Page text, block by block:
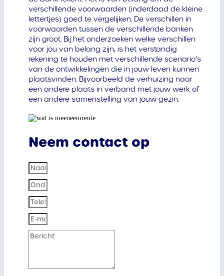
verschillende voorwaarden (inderdaad de kleine
lettertjes) goed te vergelijken. De verschillen in
voorwaarden tussen de verschillende banken
zijn groot. Bij het onderzoeken welke verschillen
voor jou van belang zijn, is het verstandig
rekening te houden met verschillende scenario’s
van de ontwikkelingen die in jouw leven kunnen
plaatsvinden. Bijvoorbeeld de verhuizing naar
een andere plaats in verband met jouw werk of
een andere samenstelling van jouw gezin.
Neem contact op